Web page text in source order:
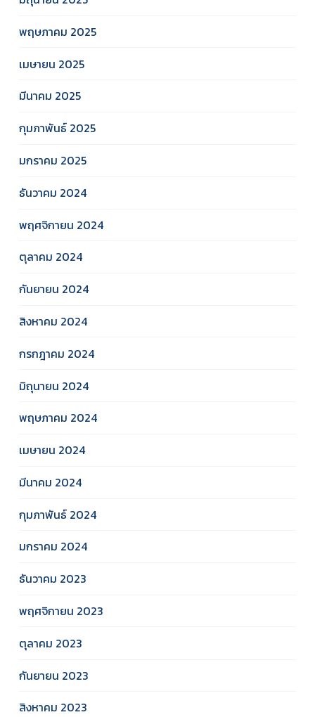
พฤษภาคม 2025
เมษายน 2025
มีนาคม 2025
กุมภาพันธ์ 2025
มกราคม 2025
ธันวาคม 2024
พฤศจิกายน 2024
ตุลาคม 2024
กันยายน 2024
สิงหาคม 2024
กรกฎาคม 2024
มิถุนายน 2024
พฤษภาคม 2024
เมษายน 2024
มีนาคม 2024
กุมภาพันธ์ 2024
มกราคม 2024
ธันวาคม 2023
พฤศจิกายน 2023
ตุลาคม 2023
กันยายน 2023
สิงหาคม 2023